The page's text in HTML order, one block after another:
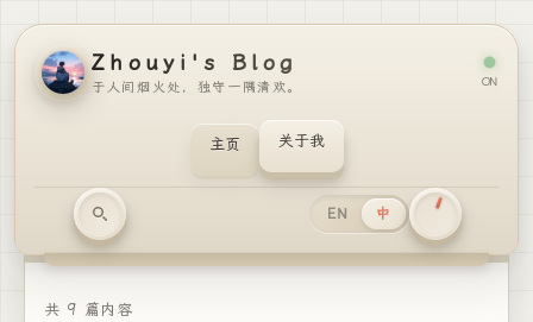
Zhouyi's Blog
于人间烟火处，独守一隅清欢。 ON
主页 关于我
EN 中
共 9 篇内容